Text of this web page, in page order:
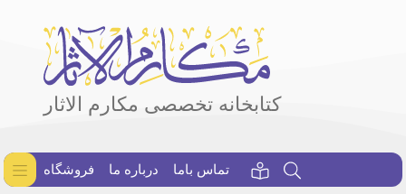
کتابخانه تخصصی مکارم الاثار
فروشگاه درباره ما تماس باما